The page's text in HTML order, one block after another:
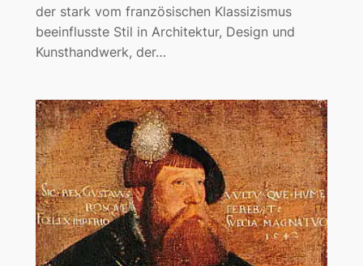
der stark vom französischen Klassizismus
beeinflusste Stil in Architektur, Design und
Kunsthandwerk, der…